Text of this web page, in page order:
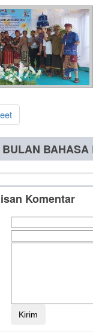
BAHASA
Komentar